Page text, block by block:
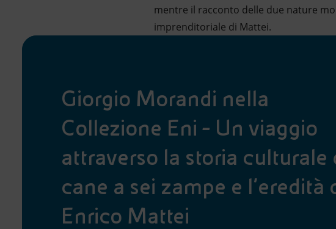
mentre il racconto delle due nature
imprenditoriale di Mattei.
Giorgio Morandi nella
Collezione Eni - Un viaggio
attraverso la storia culturale
cane a sei zampe e l’eredità
Enrico Mattei